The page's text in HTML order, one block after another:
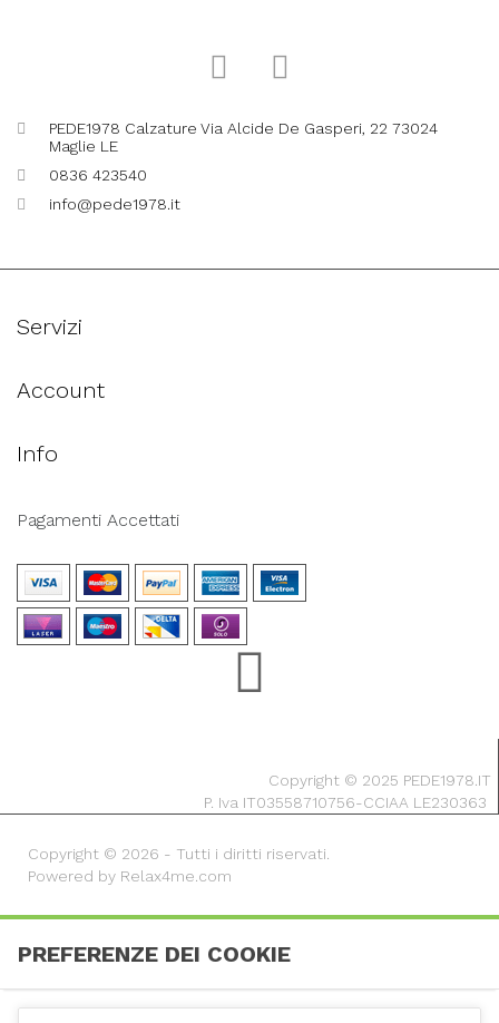
PEDE1978 Calzature Via Alcide De Gasperi, 22 73024
Maglie LE
0836 423540
info@pede1978.it
Servizi
Account
Info
Pagamenti Accettati
Copyright © 2025 PEDE1978.IT
P. Iva IT03558710756-CCIAA LE230363
Copyright © 2026 - Tutti i diritti riservati.
Powered by Relax4me.com
PREFERENZE DEI COOKIE